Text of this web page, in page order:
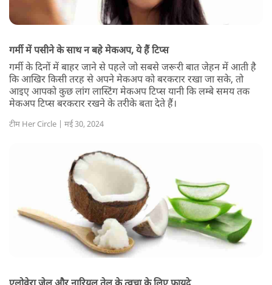
गर्मी में पसीने के साथ न बहे मेकअप, ये हैं टिप्स
गर्मी के दिनों में बाहर जाने से पहले जो सबसे जरूरी बात जेहन में आती है
कि आखिर किसी तरह से अपने मेकअप को बरकरार रखा जा सके, तो
आइए आपको कुछ लांग लास्टिंग मेकअप टिप्स यानी कि लम्बे समय तक
मेकअप टिप्स बरकरार रखने के तरीके बता देते हैं।
टीम Her Circle | मई 30, 2024